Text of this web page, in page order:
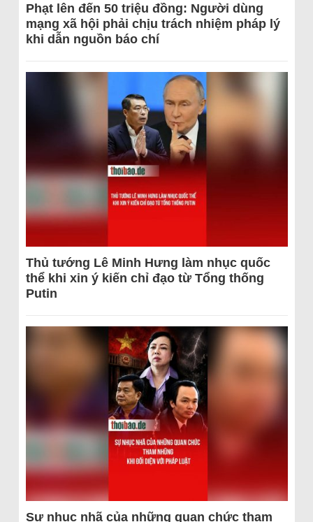
Phạt lên đến 50 triệu đồng: Người dùng
mạng xã hội phải chịu trách nhiệm pháp lý
khi dẫn nguồn báo chí
Thủ tướng Lê Minh Hưng làm nhục quốc
thể khi xin ý kiến chỉ đạo từ Tổng thống
Putin
Sự nhục nhã của những quan chức tham